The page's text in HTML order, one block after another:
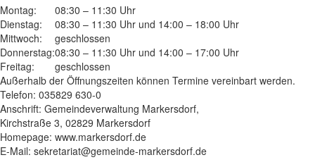
Montag:
08:30 – 11:30 Uhr
Dienstag:
08:30 – 11:30 Uhr und 14:00 – 18:00 Uhr
Mittwoch:
geschlossen
Donnerstag:08:30 – 11:30 Uhr und 14:00 – 17:00 Uhr
Freitag:
geschlossen
Außerhalb der Öffnungszeiten können Termine vereinbart werden.
Telefon: 035829 630-0
Anschrift: Gemeindeverwaltung Markersdorf,
Kirchstraße 3, 02829 Markersdorf
Homepage: www.markersdorf.de
E-Mail: sekretariat@gemeinde-markersdorf.de